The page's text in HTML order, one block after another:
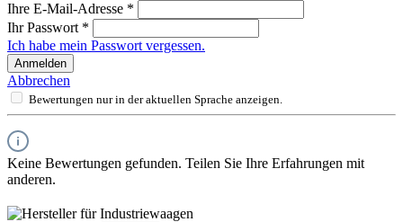
Ihre E-Mail-Adresse *
Ihr Passwort *
Ich habe mein Passwort vergessen.
Anmelden
Abbrechen
Bewertungen nur in der aktuellen Sprache anzeigen.
Keine Bewertungen gefunden. Teilen Sie Ihre Erfahrungen mit
anderen.